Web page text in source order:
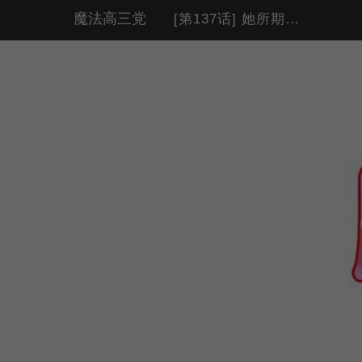
魔法高三党 [第137话] 她所期望的 (1)